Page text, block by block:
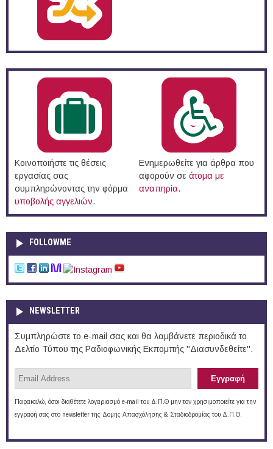
Κοινοποιήστε τις θέσεις
εργασίας σας
συμπληρώνοντας την φόρμα
υποβολής αγγελιών.
Ενημερωθείτε για άρθρα που
αφορούν σε άτομα με
αναπηρία.
FOLLOWME
NEWSLETTER
Συμπληρώστε το e-mail σας και θα λαμβάνετε περιοδικά το
Δελτίο Τύπου της Ραδιοφωνικής Εκπομπής "Διασυνδεθείτε".
Παρακαλώ, όσοι διαθέτετε λογαριασμό e-mail του Δ.Π.Θ μην τον χρησιμοποιείτε για την
εγγραφή σας στο newsletter της Δομής Απασχόλησης & Σταδιοδρομίας του Δ.Π.Θ.